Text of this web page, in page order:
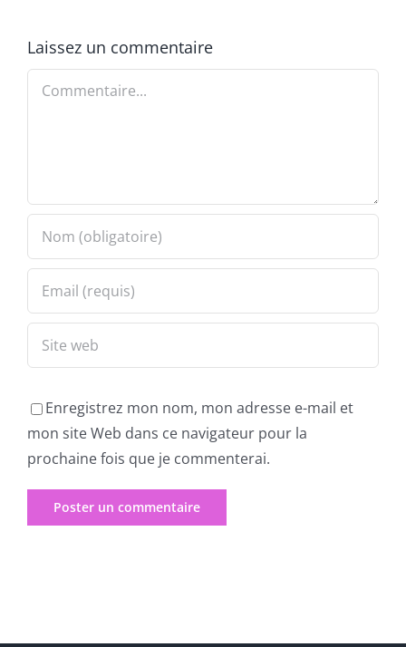
Laissez un commentaire
Commentaire
Enregistrez mon nom, mon adresse e-mail et
mon site Web dans ce navigateur pour la
prochaine fois que je commenterai.